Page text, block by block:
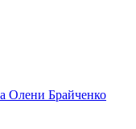
Олени Брайченко